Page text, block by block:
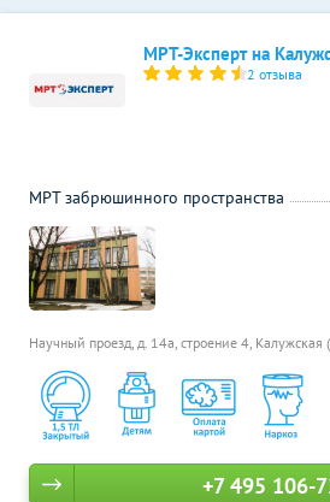
МРТ-Эксперт на
2 отзыва
Научный проезд, д. 14а, строение 4, Калужская
МРТ забрюшинного пространства
+7 495 106-